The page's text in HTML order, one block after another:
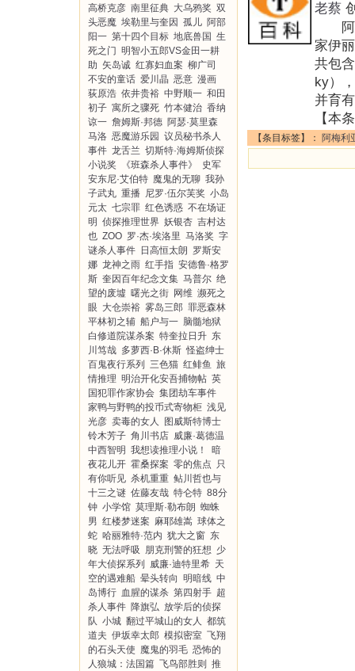
高桥克彦 南里征典 大乌鸦奖 双
头恶魔 埃勒里与奎因 孤儿 阿部
阳一 第十四个目标 地底兽国 生
死之门 明智小五郎VS金田一耕
助 矢岛诚 红寡妇血案 柳广司
不安的童话 爱川晶 恶意 漫画
荻原浩 依井贵裕 中野顺一 和田
初子 寓所之骤死 竹本健治 香纳
谅一 詹姆斯·邦德 阿瑟·莫里森
马洛 恶魔游乐园 议员秘书杀人
事件 龙舌兰 切斯特·海姆斯侦探
小说奖
《班森杀人事件》
史军
安东尼·艾伯特 魔鬼的无聊 我孙
子武丸 重播 尼罗·伍尔芙奖 小岛
元太 七宗罪 红色诱惑 不在场证
明 侦探推理世界 妖银杏 吉村达
也 ZOO 罗·杰·埃洛里 马洛奖 字
谜杀人事件 日高恒太朗 罗斯安
娜 龙神之雨 红手指 安德鲁·格罗
斯 奎因百年纪念文集 马普尔 绝
望的废墟 曙光之街 网维 濒死之
眼 大仓崇裕 雾岛三郎 罪恶森林
平林初之辅 船户与一 脑髓地狱
白修道院谋杀案 特奎拉日升 东
川笃哉 多萝西·B·休斯 怪盗绅士
百鬼夜行系列
三色猫 红鲱鱼 旅
情推理 明治开化安吾捕物帖 英
国犯罪作家协会 集团劫车事件
家鸭与野鸭的投币式寄物柜 浅见
光彦 卖毒的女人
图威斯特博士
铃木芳子 角川书店 威廉·葛德温
中西智明 我想读推理小说！
暗
夜花儿开 霍桑探案 零的焦点 只
有你听见 杀机重重 鲇川哲也与
十三之谜 佐藤友哉 特仑特 88分
钟 小学馆 莫理斯·勒布朗 蜘蛛
男 红楼梦迷案 麻耶雄嵩 球体之
蛇 哈丽雅特·范内 犹大之窗 东
晓 无法呼吸 朋克刑警的狂想 少
年大侦探系列
威廉·迪特里希 天
空的遇难船 晕头转向 明暗线 中
岛博行 血腥的谋杀 第四射手 超
杀人事件 降旗弘 放学后的侦探
队 小城 翻过平城山的女人 都筑
道夫 伊坂幸太郎 模拟密室 飞翔
的石头天使 魔鬼的羽毛 恐怖的
人狼城：法国篇 飞鸟部胜则 推
老蔡
阿梅
家伊
共包
ky）
并育
【本
【条目标签】： 阿梅利